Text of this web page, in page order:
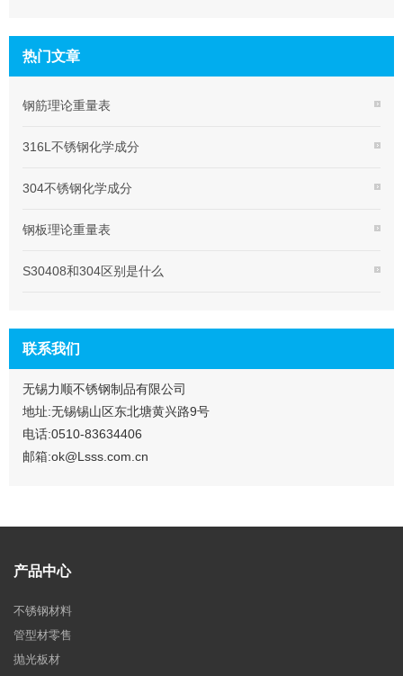
热门文章
钢筋理论重量表
316L不锈钢化学成分
304不锈钢化学成分
钢板理论重量表
S30408和304区别是什么
联系我们
无锡力顺不锈钢制品有限公司
地址:无锡锡山区东北塘黄兴路9号
电话:0510-83634406
邮箱:ok@Lsss.com.cn
产品中心
不锈钢材料
管型材零售
抛光板材